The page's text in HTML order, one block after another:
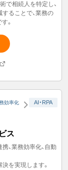
で相続人を特定し、
ることで、業務の
。
効率化 AI・RPA
ス
、業務効率化、自動
を実現します。